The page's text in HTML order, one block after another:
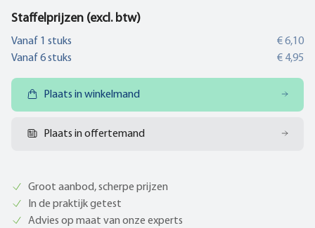
Staffelprijzen (excl. btw)
Vanaf 1 stuks
€ 6,10
Vanaf 6stuks € 4,95
Plaats in winkelmand
Plaats in offertemand
Groot aanbod, scherpe prijzen
In de praktijk getest
Advies op maat van onze experts